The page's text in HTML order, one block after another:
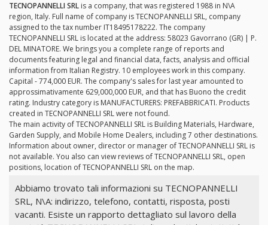
TECNOPANNELLI SRL is a company, that was registered 1988 in N\A
region, Italy. Full name of company is TECNOPANNELLI SRL, company
assigned to the tax number IT18495178222. The company
TECNOPANNELLI SRL is located at the address: 58023 Gavorrano (GR) | P.
DEL MINATORE. We brings you a complete range of reports and
documents featuring legal and financial data, facts, analysis and official
information from Italian Registry. 10 employees work in this company.
Capital - 774,000 EUR. The company's sales for last year amounted to
approssimativamente 629,000,000 EUR, and that has Buono the credit
rating. Industry category is MANUFACTURERS: PREFABBRICATI. Products
created in TECNOPANNELLI SRL were not found.
The main activity of TECNOPANNELLI SRL is Building Materials, Hardware,
Garden Supply, and Mobile Home Dealers, including 7 other destinations.
Information about owner, director or manager of TECNOPANNELLI SRL is
not available. You also can view reviews of TECNOPANNELLI SRL, open
positions, location of TECNOPANNELLI SRL on the map.
Abbiamo trovato tali informazioni su TECNOPANNELLI
SRL, N\A: indirizzo, telefono, contatti, risposta, posti
vacanti. Esiste un rapporto dettagliato sul lavoro della